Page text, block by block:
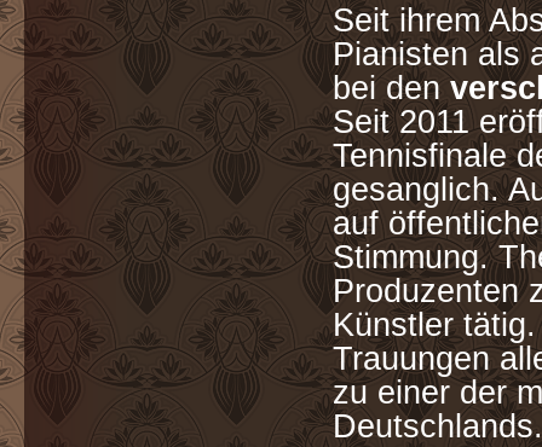
Seit ihrem
Pianisten als
bei den
Seit 2011
Tennisfinale
gesanglich.
auf
Stimmung.
Produzenten
Künstler
Trauungen
zu einer der
Deutschlands.